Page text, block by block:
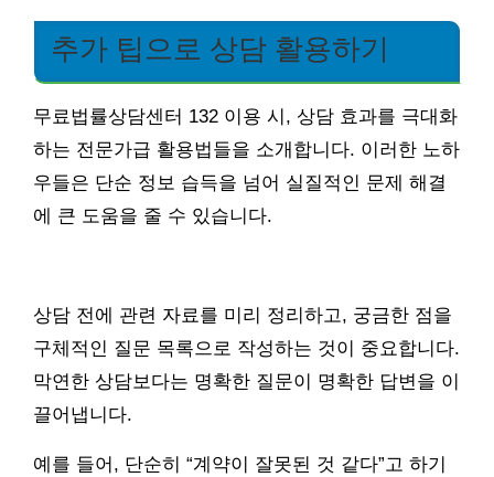
추가 팁으로 상담 활용하기
무료법률상담센터 132 이용 시, 상담 효과를 극대화
하는 전문가급 활용법들을 소개합니다. 이러한 노하
우들은 단순 정보 습득을 넘어 실질적인 문제 해결
에 큰 도움을 줄 수 있습니다.
상담 전에 관련 자료를 미리 정리하고, 궁금한 점을
구체적인 질문 목록으로 작성하는 것이 중요합니다.
막연한 상담보다는 명확한 질문이 명확한 답변을 이
끌어냅니다.
예를 들어, 단순히 “계약이 잘못된 것 같다”고 하기